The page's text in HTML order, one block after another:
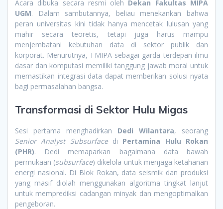
Acara dibuka secara resmi oleh Dekan Fakultas MIPA
UGM. Dalam sambutannya, beliau menekankan bahwa
peran universitas kini tidak hanya mencetak lulusan yang
mahir secara teoretis, tetapi juga harus mampu
menjembatani kebutuhan data di sektor publik dan
korporat. Menurutnya, FMIPA sebagai garda terdepan ilmu
dasar dan komputasi memiliki tanggung jawab moral untuk
memastikan integrasi data dapat memberikan solusi nyata
bagi permasalahan bangsa.
Transformasi di Sektor Hulu Migas
Sesi pertama menghadirkan Dedi Wilantara, seorang
Senior Analyst Subsurfacedi Pertamina Hulu Rokan
(PHR). Dedi memaparkan bagaimana data bawah
permukaan (subsurface) dikelola untuk menjaga ketahanan
energi nasional. Di Blok Rokan, data seismik dan produksi
yang masif diolah menggunakan algoritma tingkat lanjut
untuk memprediksi cadangan minyak dan mengoptimalkan
pengeboran.